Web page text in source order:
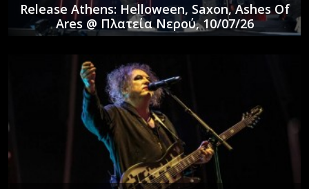
Release Athens: Helloween, Saxon, Ashes Of
Ares @ Πλατεία Νερού, 10/07/26